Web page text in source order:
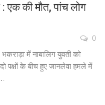
एक की मौत, पांच लोग
0
में नाबालिग युवती को
पक्षों के बीच हुए जानलेवा हमले में